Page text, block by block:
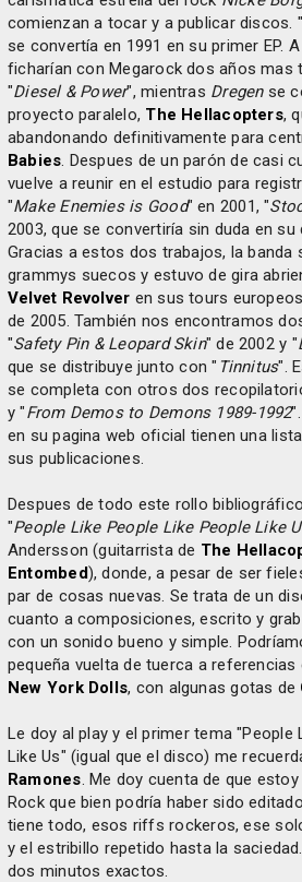
comienzan a tocar y a publicar discos. "
se convertía en 1991 en su primer EP.
ficharían con Megarock dos años mas
"Diesel & Power", mientras Dregense
proyecto paralelo, The Hellacopters,
abandonando definitivamente para
Babies. Despues de un parón de casi
vuelve a reunir en el estudio para
"Make Enemies is Good" en 2001, "
2003, que se convertiría sin duda en
Gracias a estos dos trabajos, la banda
grammys suecos y estuvo de gira
Velvet Revolver en sus tours
de 2005. También nos encontramos
"Safety Pin & Leopard Skin" de 2002 y "
que se distribuye junto con " Tinnitus".
se completa con otros dos
y "From Demos to Demons 1989-1992
en su pagina web oficial tienen una
sus publicaciones.
Despues de todo este rollo
"People Like People Like People Like
Andersson (guitarrista de The
Entombed), donde, a pesar de ser
par de cosas nuevas. Se trata de un
cuanto a composiciones, escrito y
con un sonido bueno y simple.
pequeña vuelta de tuerca a referencias
New York Dolls, con algunas gotas de
Le doy al play y el primer tema "People
Like Us" (igual que el disco) me
Ramones. Me doy cuenta de que
Rock que bien podría haber sido
tiene todo, esos riffs rockeros, ese
y el estribillo repetido hasta la
dos minutos exactos.